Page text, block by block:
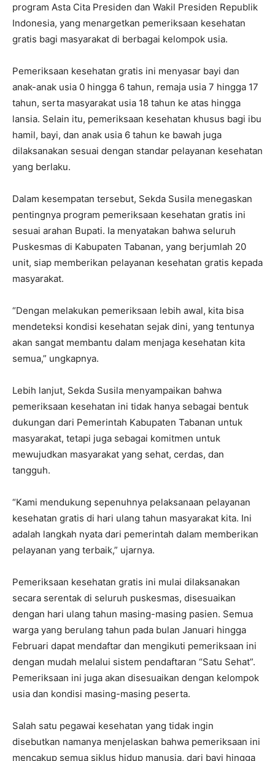
program Asta Cita Presiden dan Wakil Presiden Republik
Indonesia, yang menargetkan pemeriksaan kesehatan
gratis bagi masyarakat di berbagai kelompok usia.
Pemeriksaan kesehatan gratis ini menyasar bayi dan
anak-anak usia 0 hingga 6 tahun, remaja usia 7 hingga 17
tahun, serta masyarakat usia 18 tahun ke atas hingga
lansia. Selain itu, pemeriksaan kesehatan khusus bagi ibu
hamil, bayi, dan anak usia 6 tahun ke bawah juga
dilaksanakan sesuai dengan standar pelayanan kesehatan
yang berlaku.
Dalam kesempatan tersebut, Sekda Susila menegaskan
pentingnya program pemeriksaan kesehatan gratis ini
sesuai arahan Bupati. Ia menyatakan bahwa seluruh
Puskesmas di Kabupaten Tabanan, yang berjumlah 20
unit, siap memberikan pelayanan kesehatan gratis kepada
masyarakat.
“Dengan melakukan pemeriksaan lebih awal, kita bisa
mendeteksi kondisi kesehatan sejak dini, yang tentunya
akan sangat membantu dalam menjaga kesehatan kita
semua,” ungkapnya.
Lebih lanjut, Sekda Susila menyampaikan bahwa
pemeriksaan kesehatan ini tidak hanya sebagai bentuk
dukungan dari Pemerintah Kabupaten Tabanan untuk
masyarakat, tetapi juga sebagai komitmen untuk
mewujudkan masyarakat yang sehat, cerdas, dan
tangguh.
“Kami mendukung sepenuhnya pelaksanaan pelayanan
kesehatan gratis di hari ulang tahun masyarakat kita. Ini
adalah langkah nyata dari pemerintah dalam memberikan
pelayanan yang terbaik,” ujarnya.
Pemeriksaan kesehatan gratis ini mulai dilaksanakan
secara serentak di seluruh puskesmas, disesuaikan
dengan hari ulang tahun masing-masing pasien. Semua
warga yang berulang tahun pada bulan Januari hingga
Februari dapat mendaftar dan mengikuti pemeriksaan ini
dengan mudah melalui sistem pendaftaran “Satu Sehat”.
Pemeriksaan ini juga akan disesuaikan dengan kelompok
usia dan kondisi masing-masing peserta.
Salah satu pegawai kesehatan yang tidak ingin
disebutkan namanya menjelaskan bahwa pemeriksaan ini
mencakup semua siklus hidup manusia, dari bayi hingga